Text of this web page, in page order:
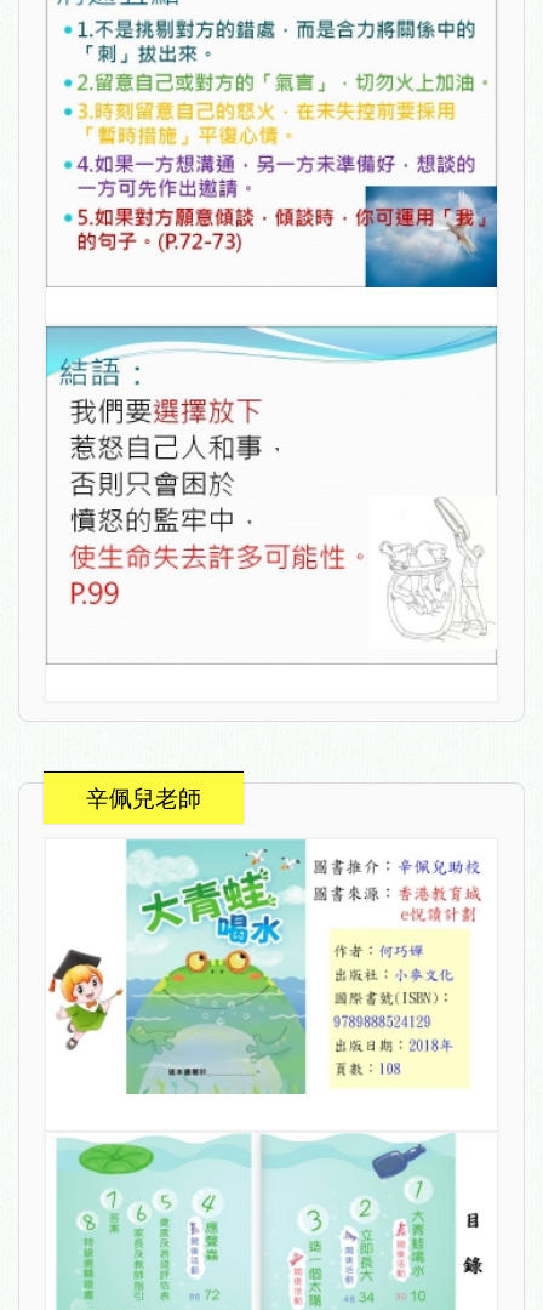
辛佩兒老師